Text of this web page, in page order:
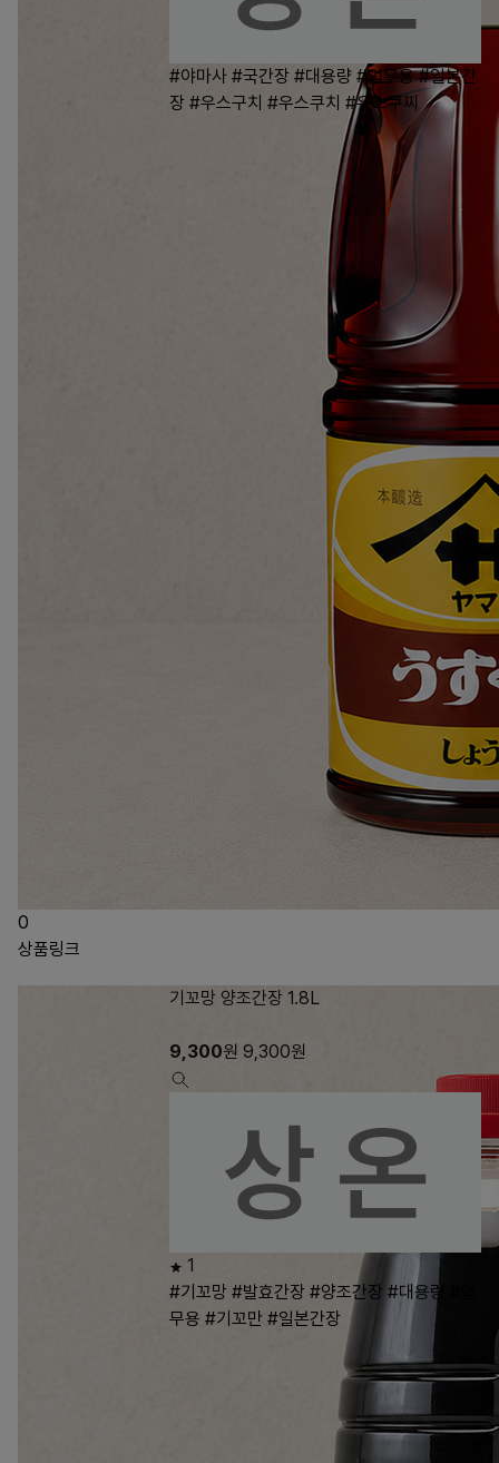
0
#야마사 #국간장 #대용량 #업무용 #일본간
장 #우스구치 #우스쿠치 #우스쿠찌
상품링크
기꼬망 양조간장 1.8L
9,300원 9,300원
1
#기꼬망 #발효간장 #양조간장 #대용량
무용 #기꼬만 #일본간장